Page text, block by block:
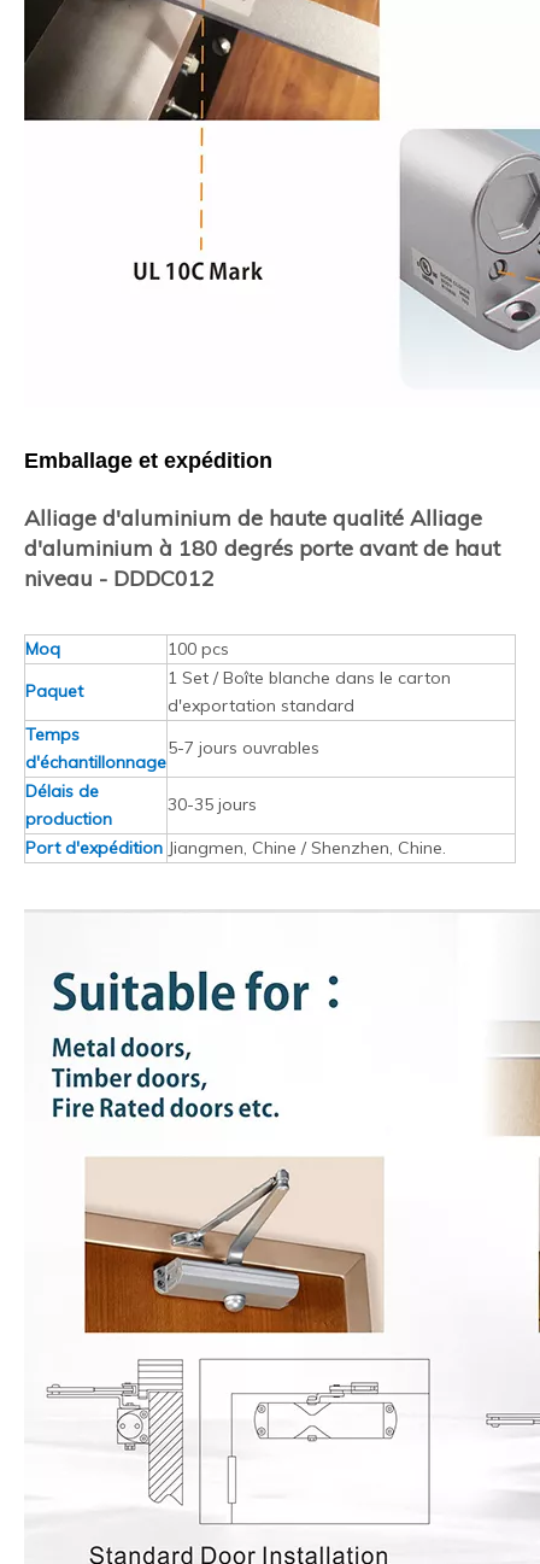
Emballage et expédition
Alliage d'aluminium de haute qualité Alliage
d'aluminium à 180 degrés porte avant de haut
niveau - DDDC012
Moq
100 pcs
Paquet
1 Set / Boîte blanche dans le carton
d'exportation standard
Temps
d'échantillonnage
5-7 jours ouvrables
Délais de
production
30-35 jours
Port d'expédition Jiangmen, Chine / Shenzhen, Chine.